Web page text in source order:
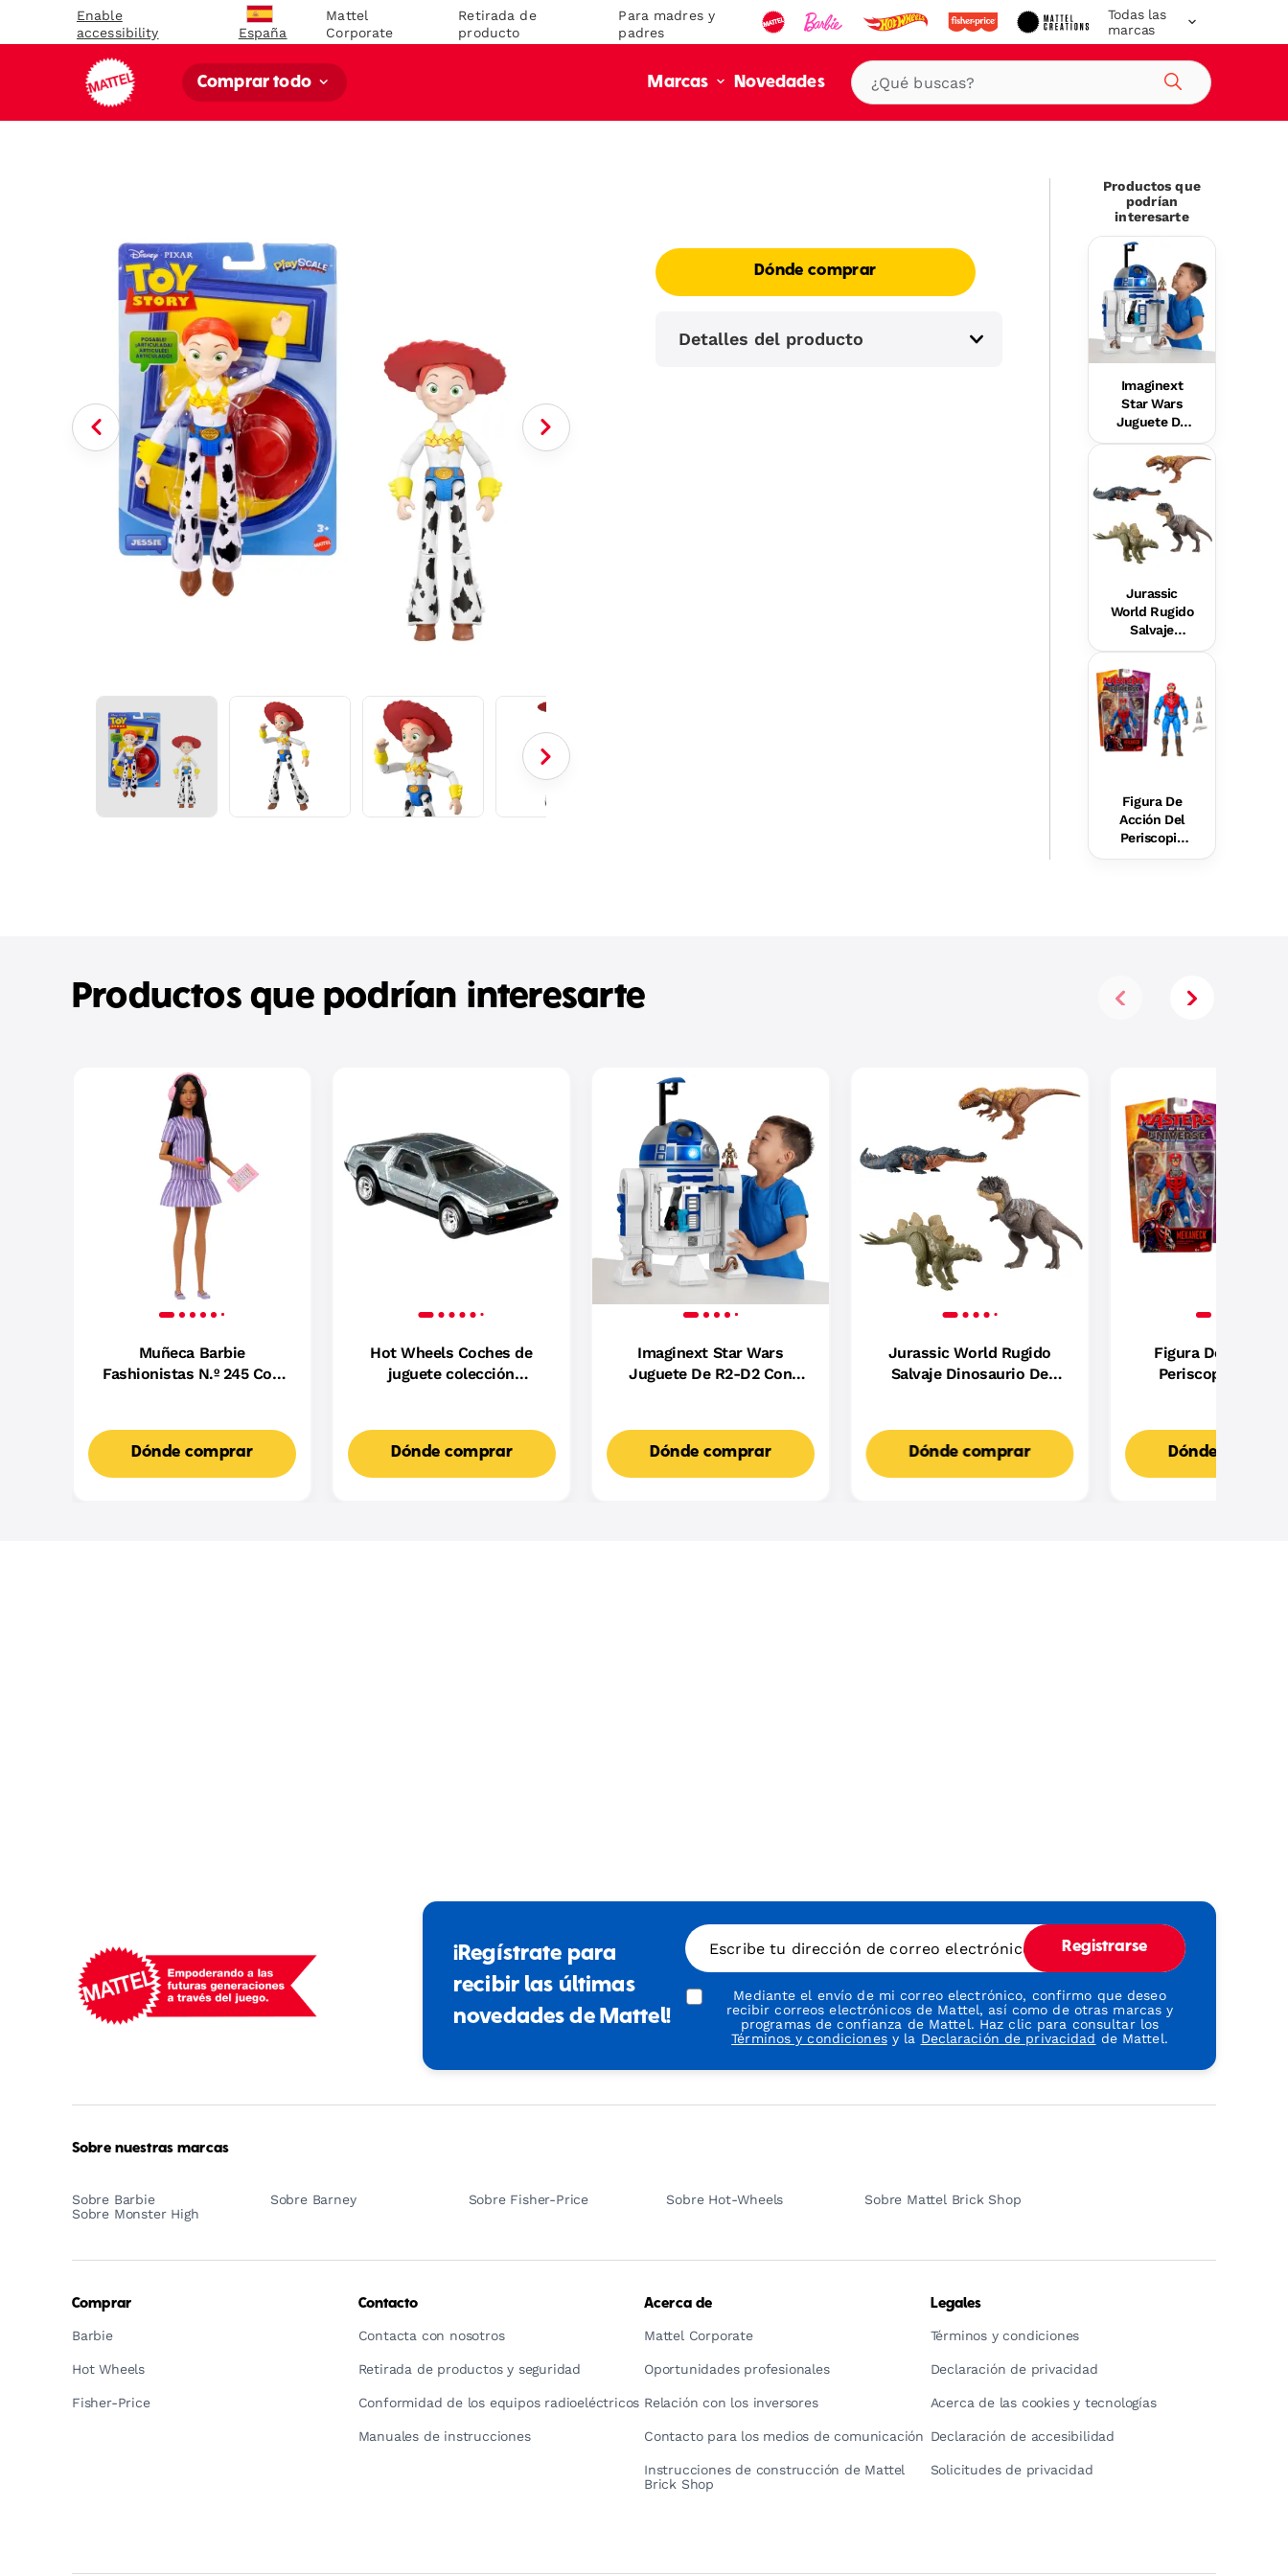
Enable
accessibility
España
Mattel
Corporate
Retirada de
producto
Para madres y
padres
Todas las
marcas
Comprar todo Marcas Novedades
Buscar
Dónde comprar
Detalles del producto
Productos que
podrían
interesarte
Imaginext
Star Wars
Juguete De
R2-D2 Con
Luces Y
Sonidos, Y
Una Figurita
Metálica De
C-3Po, Para
Niños Y Niñas
Jurassic
World Rugido
Salvaje
Dinosaurio
De Juguete
Surtido +4
Años
Figura De
Acción Del
Periscopio
Humano
Productos que podrían interesarte
Muñeca Barbie
Fashionistas N.º 245 Con
Dónde comprar
Hot Wheels Coches de
juguete colección
Dónde comprar
Imaginext Star Wars
Juguete De R2-D2 Con
3Po, Para Niños Y Niñas
Dónde comprar
Jurassic World Rugido
Salvaje Dinosaurio De
Dónde comprar
Figura De Acción
Periscopio
Dónde
Through
¡Regístrate para
recibir las últimas
novedades de Mattel!
Escribe tu dirección de correo electrónico Registrarse
Mediante el envío de mi correo electrónico, confirmo que deseo
recibir correos electrónicos de Mattel, así como de otras marcas y
programas de confianza de Mattel. Haz clic para consultar los
Términos y condicionesy la Declaración de privacidad de Mattel.
Sobre nuestras marcas
Sobre Barbie Sobre Barney Sobre Fisher-Price Sobre Hot-Wheels
Sobre Mattel Brick Shop
Sobre Monster High
Comprar
Barbie
Hot Wheels
Fisher-Price
Contacto
Contacta con nosotros
Retirada de productos y seguridad
Conformidad de los equipos radioeléctricos
Manuales de instrucciones
Acerca de
Mattel Corporate
Oportunidades profesionales
Relación con los inversores
Contacto para los medios de comunicación
Instrucciones de construcción de Mattel
Brick Shop
Legales
Términos y condiciones
Declaración de privacidad
Acerca de las cookies y tecnologías
Declaración de accesibilidad
Solicitudes de privacidad